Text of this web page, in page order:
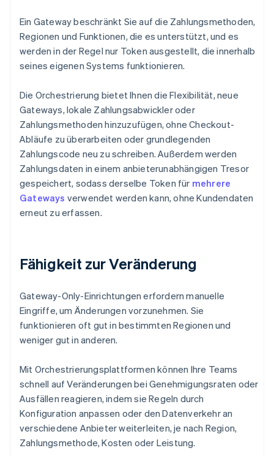
Ein Gateway beschränkt Sie auf die Zahlungsmethoden,
Regionen und Funktionen, die es unterstützt, und es
werden in der Regel nur Token ausgestellt, die innerhalb
seines eigenen Systems funktionieren.
Die Orchestrierung bietet Ihnen die Flexibilität, neue
Gateways, lokale Zahlungsabwickler oder
Zahlungsmethoden hinzuzufügen, ohne Checkout-
Abläufe zu überarbeiten oder grundlegenden
Zahlungscode neu zu schreiben. Außerdem werden
Zahlungsdaten in einem anbieterunabhängigen Tresor
gespeichert, sodass derselbe Token für mehrere
Gateways verwendet werden kann, ohne Kundendaten
erneut zu erfassen.
Fähigkeit zur Veränderung
Gateway-Only-Einrichtungen erfordern manuelle
Eingriffe, um Änderungen vorzunehmen. Sie
funktionieren oft gut in bestimmten Regionen und
weniger gut in anderen.
Mit Orchestrierungsplattformen können Ihre Teams
schnell auf Veränderungen bei Genehmigungsraten oder
Ausfällen reagieren, indem sie Regeln durch
Konfiguration anpassen oder den Datenverkehr an
verschiedene Anbieter weiterleiten, je nach Region,
Zahlungsmethode, Kosten oder Leistung.